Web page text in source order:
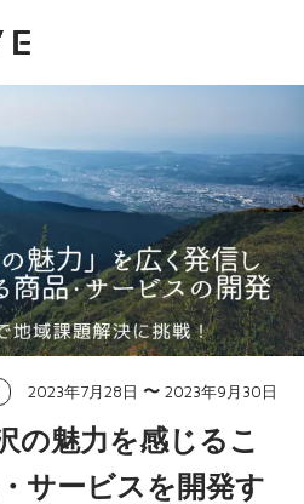
2023年7月28日 〜 2023年9月30日
の魅力を感じるこ
サービスを開発す